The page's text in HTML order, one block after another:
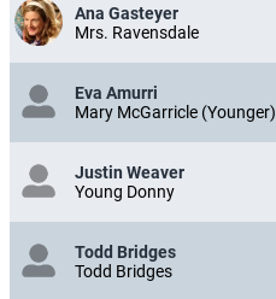
Ana Gasteyer
Mrs. Ravensdale
Eva Amurri
Mary McGarricle (Younger)
Justin Weaver
Young Donny
Todd Bridges
Todd Bridges